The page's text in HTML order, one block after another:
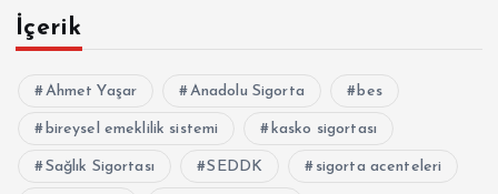
İçerik
Ahmet Yaşar Anadolu Sigorta bes
bireysel emeklilik sistemi kasko sigortası
Sağlık Sigortası SEDDK sigorta acenteleri